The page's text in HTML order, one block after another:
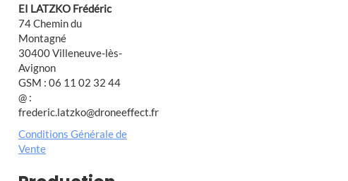
EI LATZKO Frédéric
74 Chemin du
Montagné
30400 Villeneuve-lès-
Avignon
GSM : 06 11 02 32 44
@ :
frederic.latzko@droneeffect.fr
Conditions Générale de
Vente